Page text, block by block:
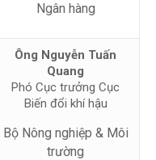
Ngân hàng
Ông Nguyễn Tuấn
Quang
Phó Cục trưởng Cục
Biến đổi khí hậu
Bộ Nông nghiệp & Môi
trường